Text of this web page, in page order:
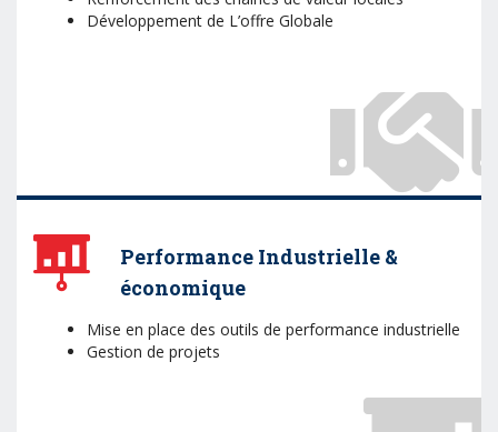
Développement de L’offre Globale
Performance Industrielle &
économique
Mise en place des outils de performance industrielle
Gestion de projets